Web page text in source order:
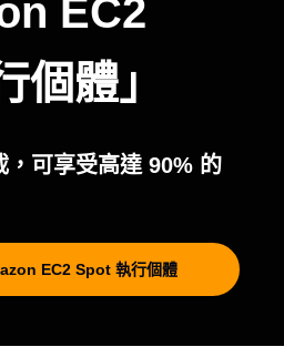
EC2
個體」
，可享受高達 90% 的
EC2 Spot 執行個體